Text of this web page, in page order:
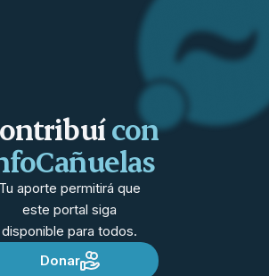
con
Tu aporte permitirá que
este portal siga
disponible para todos.
Donar